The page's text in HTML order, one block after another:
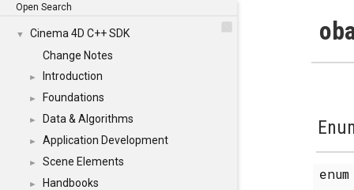
Open Search
▼
Cinema 4D C++ SDK
Change Notes
► Introduction
► Foundations
► Data & Algorithms
► Application Development
► Scene Elements
► Handbooks